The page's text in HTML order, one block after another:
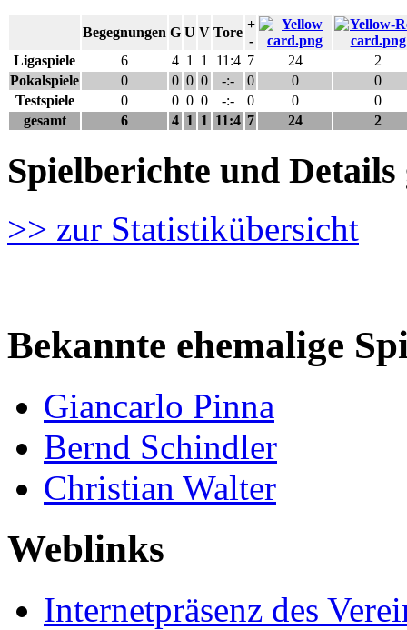
Begegnungen G U V Tore
+
-
Ligaspiele
6 4 1 1 11:4 7 24
2
Pokalspiele
0 0 0 0 -:- 0 0
0
Testspiele
0 0 0 0 -:- 0 0
0
gesamt
6 4 1 1 11:4 7 24 2
Spielberichte und
>> zur Statistikübersicht
Bekannte ehemalige
Giancarlo Pinna
Bernd Schindler
Christian Walter
Weblinks
Internetpräsenz des